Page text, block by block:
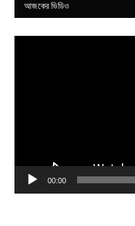
আজকের ভিডিও
00:00